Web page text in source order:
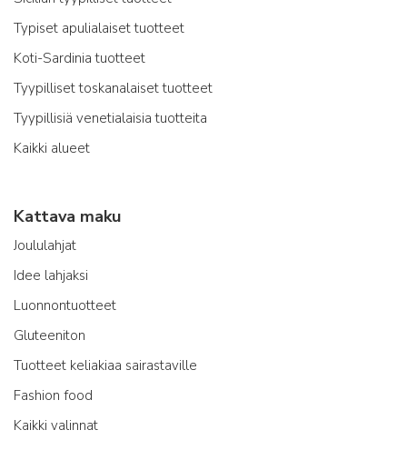
Typiset apulialaiset tuotteet
Koti-Sardinia tuotteet
Tyypilliset toskanalaiset tuotteet
Tyypillisiä venetialaisia tuotteita
Kaikki alueet
Kattava maku
Joululahjat
Idee lahjaksi
Luonnontuotteet
Gluteeniton
Tuotteet keliakiaa sairastaville
Fashion food
Kaikki valinnat